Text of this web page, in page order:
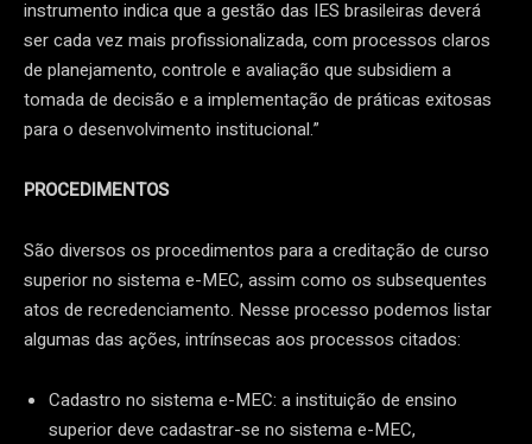
instrumento indica que a gestão das IES brasileiras deverá
ser cada vez mais profissionalizada, com processos claros
de planejamento, controle e avaliação que subsidiem a
tomada de decisão e a implementação de práticas exitosas
para o desenvolvimento institucional.”
PROCEDIMENTOS
São diversos os procedimentos para a creditação de curso
superior no sistema e-MEC, assim como os subsequentes
atos de recredenciamento. Nesse processo podemos listar
algumas das ações, intrínsecas aos processos citados:
Cadastro no sistema e-MEC: a instituição de ensino
superior deve cadastrar-se no sistema e-MEC,